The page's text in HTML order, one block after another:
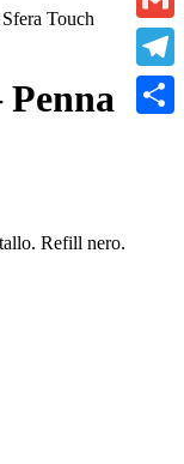
Touch
Penna
Refill nero.
Gmail